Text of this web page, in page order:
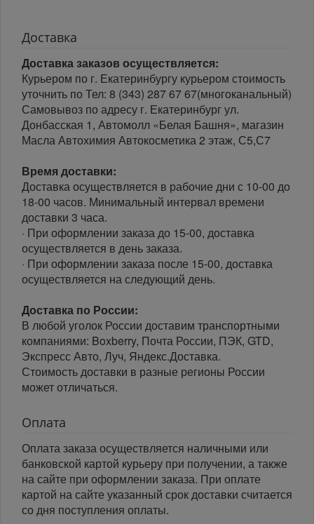
Доставка
Доставка заказов осуществляется:
Курьером по г. Екатеринбургу курьером стоимость
уточнить по Тел: 8 (343) 287 67 67(многоканальный)
Самовывоз по адресу г. Екатеринбург ул.
Донбасская 1, Автомолл «Белая Башня», магазин
Масла Автохимия Автокосметика 2 этаж, С5,С7
Время доставки:
Доставка осуществляется в рабочие дни с 10-00 до
18-00 часов. Минимальный интервал времени
доставки 3 часа.
· При оформлении заказа до 15-00, доставка
осуществляется в день заказа.
· При оформлении заказа после 15-00, доставка
осуществляется на следующий день.
Доставка по России:
В любой уголок России доставим транспортными
компаниями: Boxberry, Почта России, ПЭК, GTD,
Экспресс Авто, Луч, Яндекс.Доставка.
Стоимость доставки в разные регионы России
может отличаться.
Оплата
Оплата заказа осуществляется наличными или
банковской картой курьеру при получении, а также
на сайте при оформлении заказа. При оплате
картой на сайте указанный срок доставки считается
со дня поступления оплаты.